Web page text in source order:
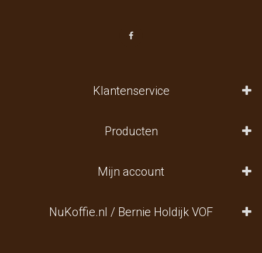
Klantenservice
Producten
Mijn account
NuKoffie.nl / Bernie Holdijk VOF